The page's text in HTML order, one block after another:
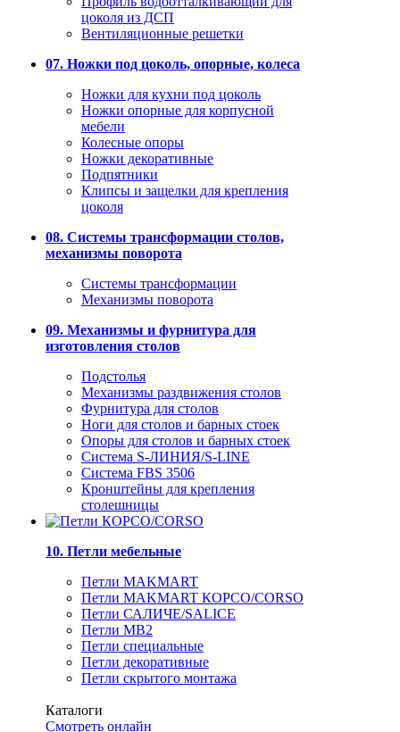
цоколя из ДСП
Вентиляционные решетки
07. Ножки под цоколь, опорные, колеса
Ножки для кухни под цоколь
Ножки опорные для корпусной
мебели
Колесные опоры
Ножки декоративные
Подпятники
Клипсы и защелки для крепления
цоколя
08. Системы трансформации столов,
механизмы поворота
Системы трансформации
Механизмы поворота
09. Механизмы и фурнитура для
изготовления столов
Подстолья
Механизмы раздвижения столов
Фурнитура для столов
Ноги для столов и барных стоек
Опоры для столов и барных стоек
Система S-ЛИНИЯ/S-LINE
Система FBS 3506
Кронштейны для крепления
столешницы
10. Петли мебельные
Петли MAKMART
Петли MAKMART КОРСО/CORSO
Петли САЛИЧЕ/SALICE
Петли MB2
Петли специальные
Петли декоративные
Петли скрытого монтажа
Каталоги
Смотреть онлайн